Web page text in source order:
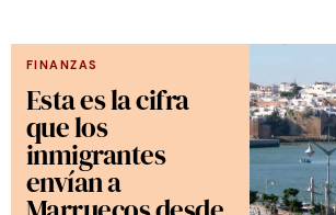
FINANZAS
Esta es la cifra
que los
inmigrantes
envían a